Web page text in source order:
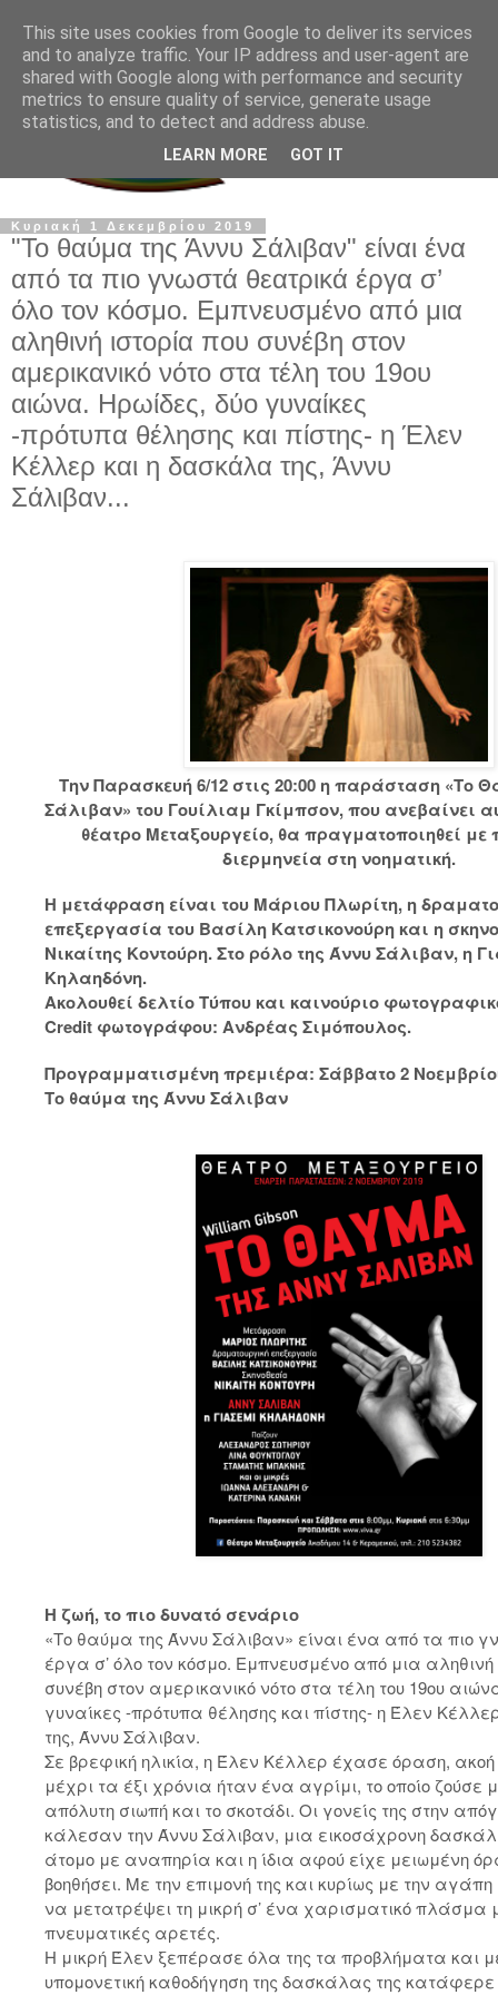
Κυριακή 1 Δεκεμβρίου 2019
"Το θαύμα της Άννυ Σάλιβαν" είναι ένα
από τα πιο γνωστά θεατρικά έργα σ’
όλο τον κόσμο. Εμπνευσμένο από μια
αληθινή ιστορία που συνέβη στον
αμερικανικό νότο στα τέλη του 19ου
αιώνα. Ηρωίδες, δύο γυναίκες
-πρότυπα θέλησης και πίστης- η Έλεν
Κέλλερ και η δασκάλα της, Άννυ
Σάλιβαν...
Την Παρασκευή 6/12 στις 20:00 η παράσταση «Το
Σάλιβαν» του Γουίλιαμ Γκίμπσον, που ανεβαίνει
θέατρο Μεταξουργείο, θα πραγματοποιηθεί
διερμηνεία στη νοηματική.
Η μετάφραση είναι του Μάριου Πλωρίτη, η
επεξεργασία του Βασίλη Κατσικονούρη και η
Νικαίτης Κοντούρη. Στο ρόλο της Άννυ Σάλιβαν, η
Κηλαηδόνη.
Ακολουθεί δελτίο Τύπου και καινούριο
Credit φωτογράφου: Ανδρέας Σιμόπουλος.
Προγραμματισμένη πρεμιέρα: Σάββατο 2
Το θαύμα της Άννυ Σάλιβαν
Η ζωή, το πιο δυνατό σενάριο
«Το θαύμα της Άννυ Σάλιβαν» είναι ένα από τα πιο
έργα σ’ όλο τον κόσμο. Εμπνευσμένο από μια αληθινή
συνέβη στον αμερικανικό νότο στα τέλη του 19ου
γυναίκες -πρότυπα θέλησης και πίστης- η Έλεν
της, Άννυ Σάλιβαν.
Σε βρεφική ηλικία, η Έλεν Κέλλερ έχασε όραση,
μέχρι τα έξι χρόνια ήταν ένα αγρίμι, το οποίο ζούσε
απόλυτη σιωπή και το σκοτάδι. Οι γονείς της στην
κάλεσαν την Άννυ Σάλιβαν, μια εικοσάχρονη
άτομο με αναπηρία και η ίδια αφού είχε μειωμένη
βοηθήσει. Με την επιμονή της και κυρίως με την
να μετατρέψει τη μικρή σ’ ένα χαρισματικό πλάσμα
πνευματικές αρετές.
Η μικρή Έλεν ξεπέρασε όλα της τα προβλήματα και
υπομονετική καθοδήγηση της δασκάλας της
This site uses cookies from Google to deliver its services
and to analyze traffic. Your IP address and user-agent are
shared with Google along with performance and security
metrics to ensure quality of service, generate usage
statistics, and to detect and address abuse.
LEARN MORE GOT IT